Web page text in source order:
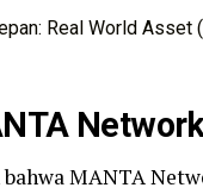
Real World Asset
bahwa MANTA